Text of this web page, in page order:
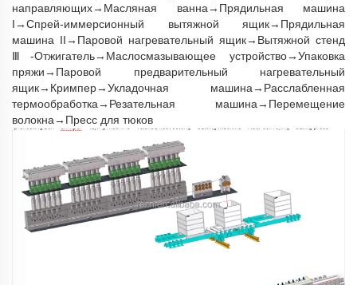
направляющих→Масляная ванна→Прядильная машина
I→Спрей-иммерсионный вытяжной ящик→Прядильная
машина II→Паровой нагревательный ящик→Вытяжной стенд
Ⅲ-Отжигатель→Маслосмазывающее устройство→Упаковка
пряжи→Паровой предварительный нагревательный
ящик→Кримпер→Укладочная машина→Расслабленная
термообработка→Резательная машина→Перемещение
волокна→Пресс для тюков